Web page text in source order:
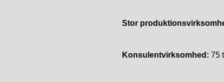
Stor
Konsulentvirksomhed: 75